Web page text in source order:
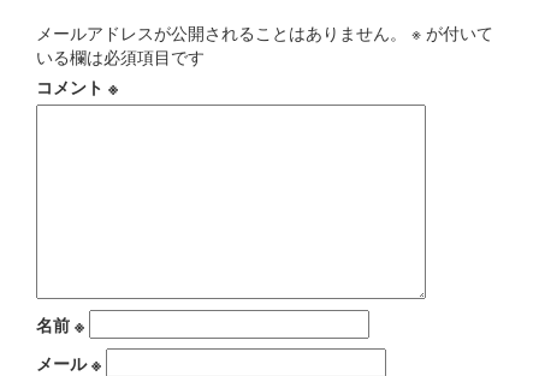
メールアドレスが公開されることはありません。 ※ が付いて
いる欄は必須項目です
コメント ※
名前 ※
メール※